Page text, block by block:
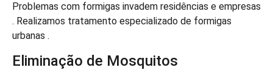
Problemas com formigas invadem residências e empresas
. Realizamos tratamento especializado de formigas
urbanas .
Eliminação de Mosquitos